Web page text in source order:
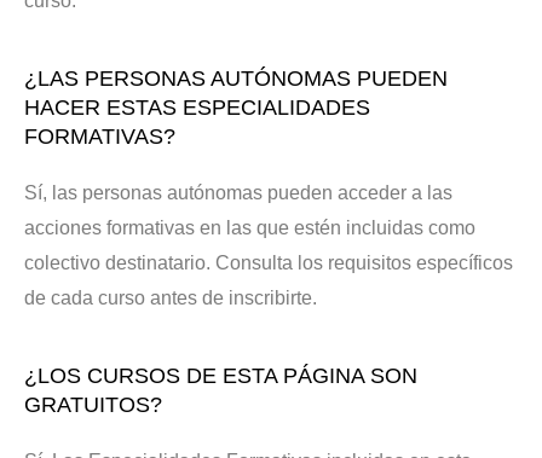
¿LAS PERSONAS AUTÓNOMAS PUEDEN
HACER ESTAS ESPECIALIDADES
FORMATIVAS?
Sí, las personas autónomas pueden acceder a las
acciones formativas en las que estén incluidas como
colectivo destinatario. Consulta los requisitos específicos
de cada curso antes de inscribirte.
¿LOS CURSOS DE ESTA PÁGINA SON
GRATUITOS?